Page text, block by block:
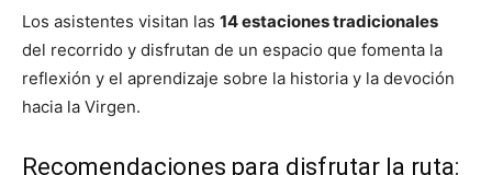
Los asistentes visitan las 14 estaciones tradicionales
del recorrido y disfrutan de un espacio que fomenta la
reflexión y el aprendizaje sobre la historia y la devoción
hacia la Virgen.
Recomendaciones para disfrutar la ruta: